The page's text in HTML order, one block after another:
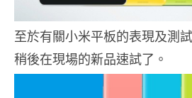
至於有關小米平板的表現及測
稍後在現場的新品速試了。